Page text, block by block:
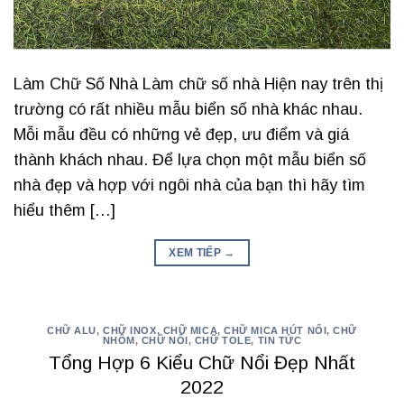
Làm Chữ Số Nhà Làm chữ số nhà Hiện nay trên thị
trường có rất nhiều mẫu biển số nhà khác nhau.
Mỗi mẫu đều có những vẻ đẹp, ưu điểm và giá
thành khách nhau. Để lựa chọn một mẫu biển số
nhà đẹp và hợp với ngôi nhà của bạn thì hãy tìm
hiểu thêm […]
XEM TIẾP →
CHỮ ALU,CHỮ INOX, CHỮ MICA,CHỮ MICA HÚT NỔI,CHỮ
NHÔM, CHỮ NỔI, CHỮ TOLE, TIN TỨC
Tổng Hợp 6 Kiểu Chữ Nổi Đẹp Nhất
2022